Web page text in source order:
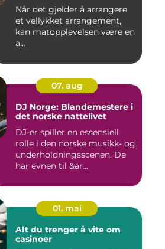
Når det gjelder å arrangere
et vellykket arrangement,
kan matopplevelsen være en
a...
07. aug
DJ Norge: Blandemestere i
det norske nattelivet
DJ-er spiller en essensiell
rolle i den norske musikk- og
underholdningsscenen. De
har evnen til &ar...
01. mai
Alt du trenger å vite om
casinoer